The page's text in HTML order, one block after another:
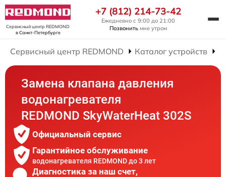
Сервисный центр REDMOND
в Санкт-Петербурге
+7 (812) 214-73-42
Ежедневно с 9:00 до 21:00
Позвонить мне утром
Сервисный центр REDMOND Каталог устройств
Замена клапана давления
водонагревателя
REDMOND SkyWaterHeat 302S
Официальный сервис
Гарантийное обслуживание
водонагревателя REDMOND до 3 лет
Диагностика за наш счет,